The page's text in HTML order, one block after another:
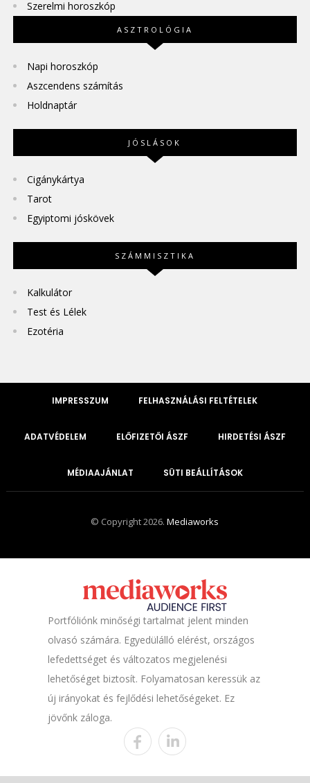
Szerelmi horoszkóp
ASZTROLÓGIA
Napi horoszkóp
Aszcendens számítás
Holdnaptár
JÓSLÁSOK
Cigánykártya
Tarot
Egyiptomi jóskövek
SZÁMMISZTIKA
Kalkulátor
Test és Lélek
Ezotéria
IMPRESSZUM FELHASZNÁLÁSI FELTÉTELEK
ADATVÉDELEM ELŐFIZETŐI ÁSZF HIRDETÉSI ÁSZF
MÉDIAAJÁNLAT SÜTI BEÁLLÍTÁSOK
© Copyright 2026.Mediaworks
Portfóliónk minőségi tartalmat jelent minden
olvasó számára. Egyedülálló elérést, országos
lefedettséget és változatos megjelenési
lehetőséget biztosít. Folyamatosan keressük az
új irányokat és fejlődési lehetőségeket. Ez
jövőnk záloga.